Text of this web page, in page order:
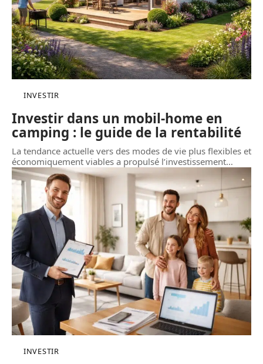
INVESTIR
Investir dans un mobil-home en
camping : le guide de la rentabilité
La tendance actuelle vers des modes de vie plus flexibles et
économiquement viables a propulsé l’investissement…
INVESTIR